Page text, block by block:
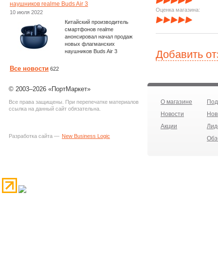
Оценка магазина:
Добавить
наушников realme Buds Air 3
10 июля 2022
Китайский производитель
смартфонов realme
анонсировал начал продаж
новых флагманских
наушников Buds Air 3
Все новости 622
© 2003–2026 «ПортМаркет»
Все права защищены. При перепечатке материалов
ссылка на данный сайт обязательна.
Разработка сайта — New Business Logic
О магазине
Новости
Акции